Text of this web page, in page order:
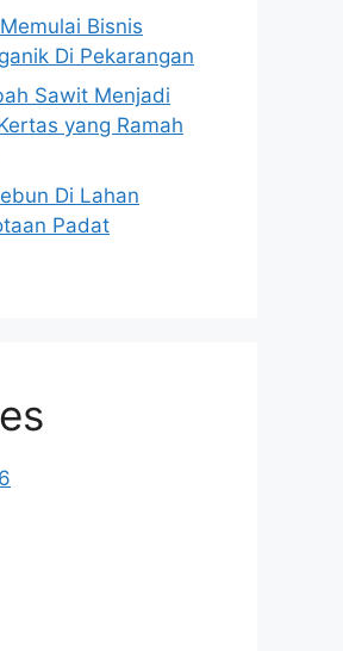
Bisnis
Di Pekarangan
Sawit Menjadi
yang Ramah
Di Lahan
Padat